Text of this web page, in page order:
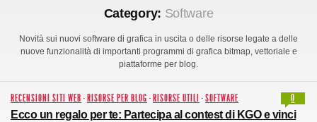
Category: Software
Novità sui nuovi software di grafica in uscita o delle risorse legate a delle
nuove funzionalità di importanti programmi di grafica bitmap, vettoriale e
piattaforme per blog.
RECENSIONI SITI WEB · RISORSE PER BLOG · RISORSE UTILI ·SOFTWARE
0
Ecco un regalo per te: Partecipa al contest di KGO e vinci